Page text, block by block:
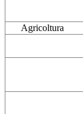
Agricoltura